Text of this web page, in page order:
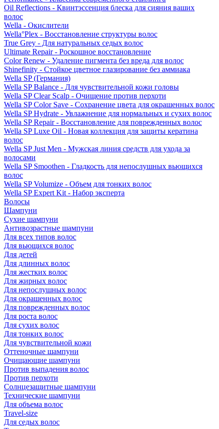
Oil Reflections - Квинтэссенция блеска для сияния ваших
волос
Wella - Окислители
Wella°Plex - Восстановление структуры волос
True Grey - Для натуральных седых волос
Ultimate Repair - Роскошное восстановление
Color Renew - Удаление пигмента без вреда для волос
Shinefinity - Стойкое цветное глазирование без аммиака
Wella SP (Германия)
Wella SP Balance - Для чувствительной кожи головы
Wella SP Clear Scalp - Очищение против перхоти
Wella SP Color Save - Сохранение цвета для окрашенных волос
Wella SP Hydrate - Увлажнение для нормальных и сухих волос
Wella SP Repair - Восстановление для поврежденных волос
Wella SP Luxe Oil - Новая коллекция для защиты кератина
волос
Wella SP Just Men - Мужская линия средств для ухода за
волосами
Wella SP Smoothen - Гладкость для непослушных вьющихся
волос
Wella SP Volumize - Объем для тонких волос
Wella SP Expert Kit - Набор эксперта
Волосы
Шампуни
Сухие шампуни
Антивозрастные шампуни
Для всех типов волос
Для вьющихся волос
Для детей
Для длинных волос
Для жестких волос
Для жирных волос
Для непослушных волос
Для окрашенных волос
Для поврежденных волос
Для роста волос
Для сухих волос
Для тонких волос
Для чувствительной кожи
Оттеночные шампуни
Очищающие шампуни
Против выпадения волос
Против перхоти
Солнцезащитные шампуни
Технические шампуни
Для объема волос
Travel-size
Для седых волос